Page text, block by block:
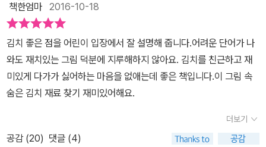
책한엄마 2016-10-18
김치 좋은 점을 어린이 입장에서 잘 설명해 줍니다.어려운 단어가 나
와도 재치있는 그림 덕분에 지루해하지 않아요. 김치를 친근하고 재
미있게 다가가 싫어하는 마음을 없애는데 좋은 책입니다.이 그림 속
숨은 김치 재료 찾기 재미있어해요.
더보기
공감 (20) 댓글 (4)